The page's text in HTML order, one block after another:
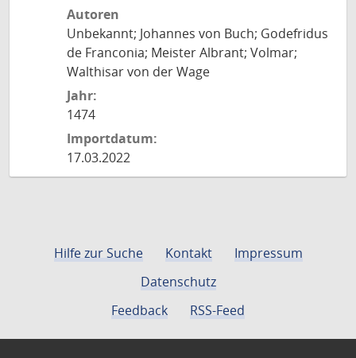
Autoren
Unbekannt; Johannes von Buch; Godefridus
de Franconia; Meister Albrant; Volmar;
Walthisar von der Wage
Jahr:
1474
Importdatum:
17.03.2022
Hilfe zur Suche Kontakt
Impressum
Datenschutz
Feedback
RSS-Feed